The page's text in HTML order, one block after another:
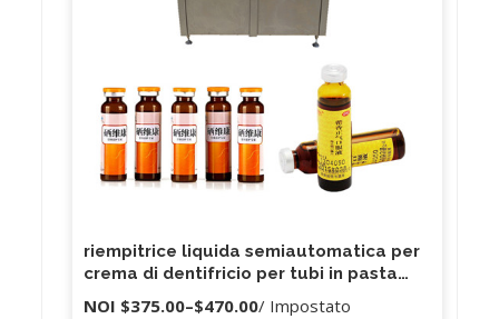
riempitrice liquida semiautomatica per
crema di dentifricio per tubi in pasta
per fiala da 50-500 ml / 100-1000 ml
NOI $375.00–$470.00/ Impostato